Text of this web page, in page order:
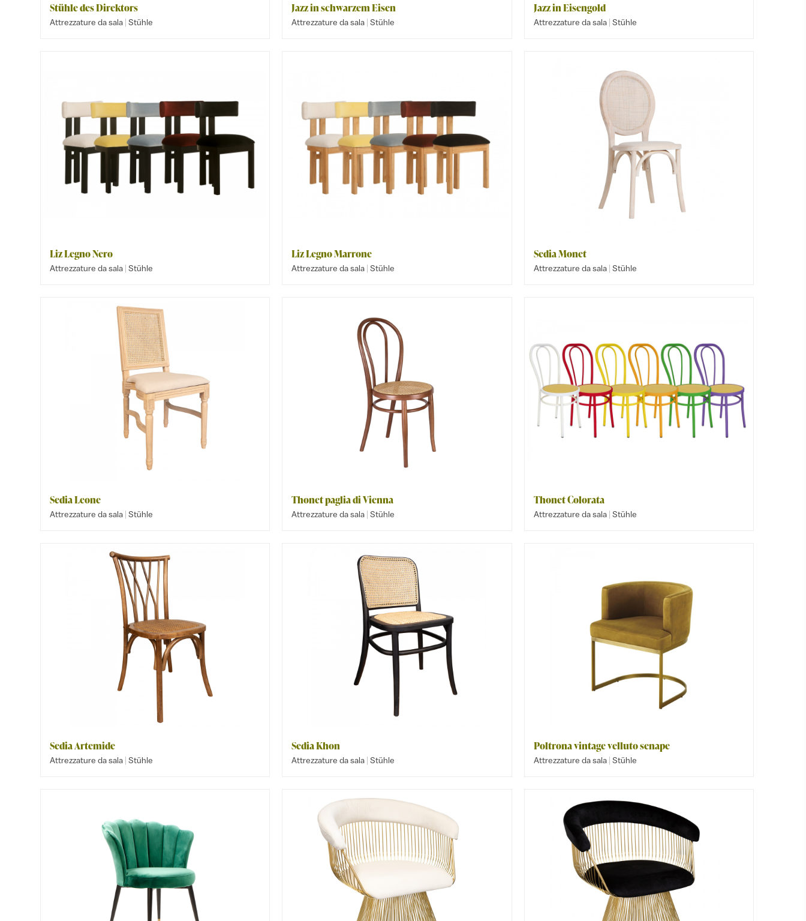
Stühle des Direktors
Attrezzature da sala | Stühle
Jazz in schwarzem Eisen
Attrezzature da sala | Stühle
Jazz in Eisengold
Attrezzature da sala | Stühle
Liz Legno Nero
Attrezzature da sala | Stühle
Liz Legno Marrone
Attrezzature da sala | Stühle
Sedia Monet
Attrezzature da sala | Stühle
Sedia Leone
Attrezzature da sala | Stühle
Thonet paglia di Vienna
Attrezzature da sala | Stühle
Thonet Colorata
Attrezzature da sala | Stühle
Sedia Artemide
Attrezzature da sala | Stühle
Sedia Khon
Attrezzature da sala | Stühle
Poltrona vintage velluto senape
Attrezzature da sala | Stühle